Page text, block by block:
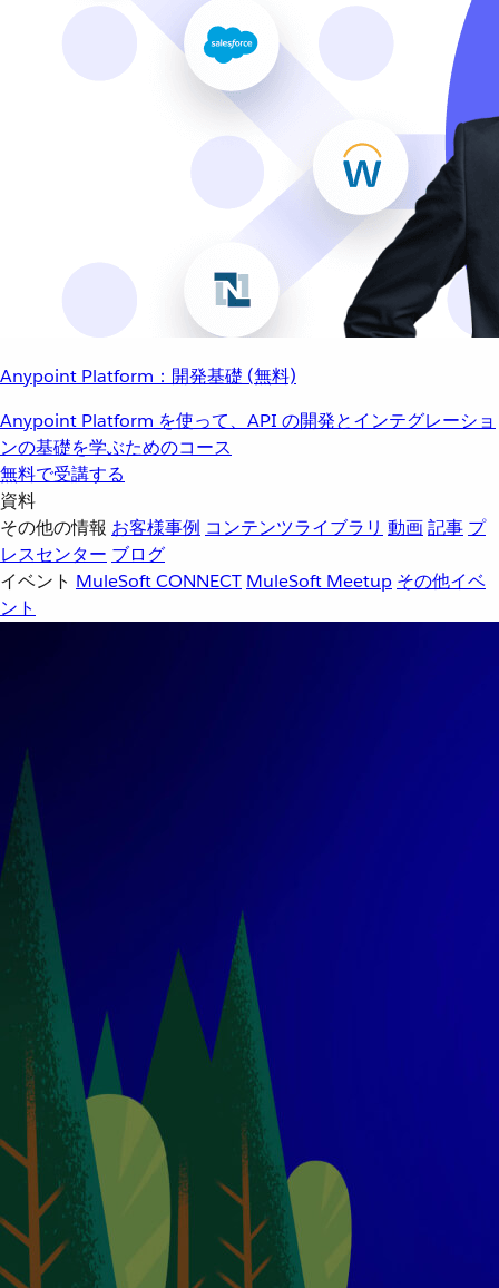
Anypoint Platform：開発基礎 (無料)
Anypoint Platform を使って、API の開発とインテグレーショ
ンの基礎を学ぶためのコース
無料で受講する
資料
その他の情報 お客様事例 コンテンツライブラリ 動画記事 プ
レスセンター ブログ
イベント MuleSoft CONNECT MuleSoft Meetup その他イベ
ント